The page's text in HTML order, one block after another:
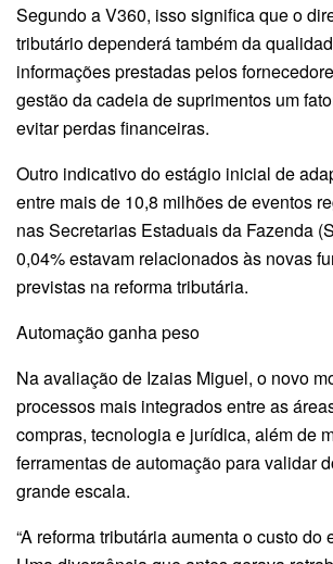
Segundo a V360, isso significa que o
tributário dependerá também da
informações prestadas pelos
gestão da cadeia de suprimentos um
evitar perdas financeiras.
Outro indicativo do estágio inicial de
entre mais de 10,8 milhões de eventos
nas Secretarias Estaduais da Fazenda
0,04% estavam relacionados às novas
previstas na reforma tributária.
Automação ganha peso
Na avaliação de Izaias Miguel, o novo
processos mais integrados entre as
compras, tecnologia e jurídica, além de
ferramentas de automação para validar
grande escala.
“A reforma tributária aumenta o custo do